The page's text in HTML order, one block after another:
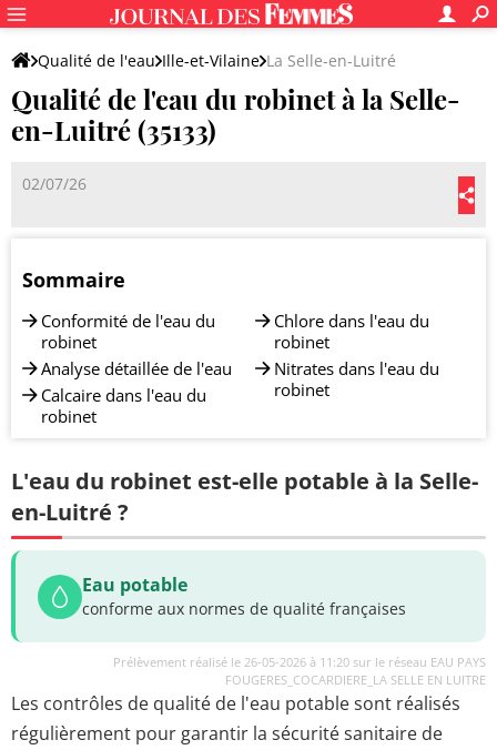
Qualité de l'eau Ille-et-Vilaine La Selle-en-Luitré
Qualité de l'eau du robinet à la Selle-
en-Luitré (35133)
02/07/26
Sommaire
Conformité de l'eau du
robinet
Analyse détaillée de l'eau
Calcaire dans l'eau du
robinet
Chlore dans l'eau du
robinet
Nitrates dans l'eau du
robinet
L'eau du robinet est-elle potable à la Selle-
en-Luitré ?
Eau potable
conforme aux normes de qualité françaises
Prélèvement réalisé le 26-05-2026 à 11:20 sur le réseau EAU PAYS
FOUGERES_COCARDIERE_LA SELLE EN LUITRE
Les contrôles de qualité de l'eau potable sont réalisés
régulièrement pour garantir la sécurité sanitaire de